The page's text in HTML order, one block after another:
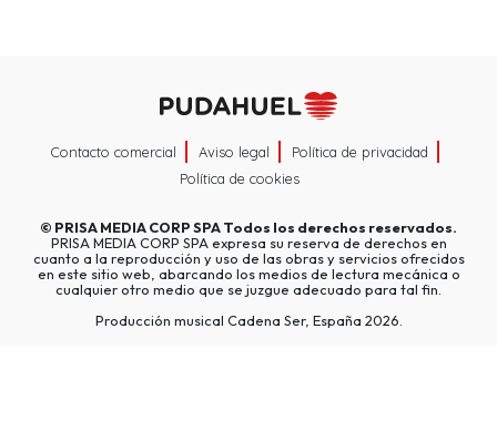
Contacto comercial Aviso legal
Política de privacidad
Política de cookies
© PRISA MEDIA CORP SPATodos los derechos reservados.
PRISA MEDIA CORP SPA expresa su reserva de derechos en
cuanto a la reproducción y uso de las obras y servicios ofrecidos
en este sitio web, abarcando los medios de lectura mecánica o
cualquier otro medio que se juzgue adecuado para tal fin.
Producción musical Cadena Ser, España 2026.